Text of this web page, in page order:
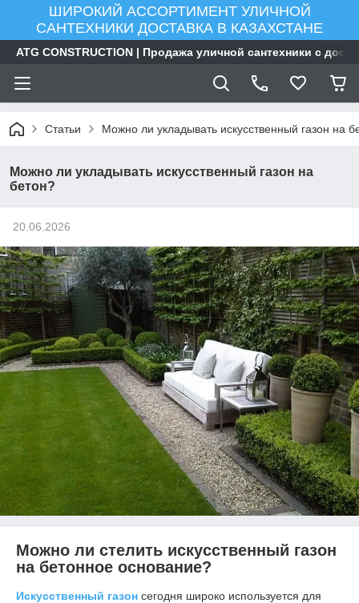
ШИРОКИЙ АССОРТИМЕНТ УЛИЧНОЙ
САНТЕХНИКИ ДОСТАВКА В КАЗАХСТАНЕ
ATG CONSTRUCTION | Продажа уличной сантехники с
Статьи Можно ли укладывать искусственный газон на
Можно ли укладывать искусственный газон на
бетон?
20.06.2026
Можно ли стелить искусственный газон
на бетонное основание?
Искусственный газон сегодня широко используется для